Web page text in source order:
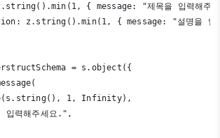
{ message: "제목을 입력해주
z.string().min(1, { message: "설명을 입
= s.object({
1, Infinity),
입력해주세요.",